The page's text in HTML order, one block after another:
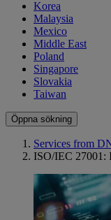
Korea
Malaysia
Mexico
Middle East
Poland
Singapore
Slovakia
Taiwan
Öppna sökning
Services from
ISO/IEC 27001: